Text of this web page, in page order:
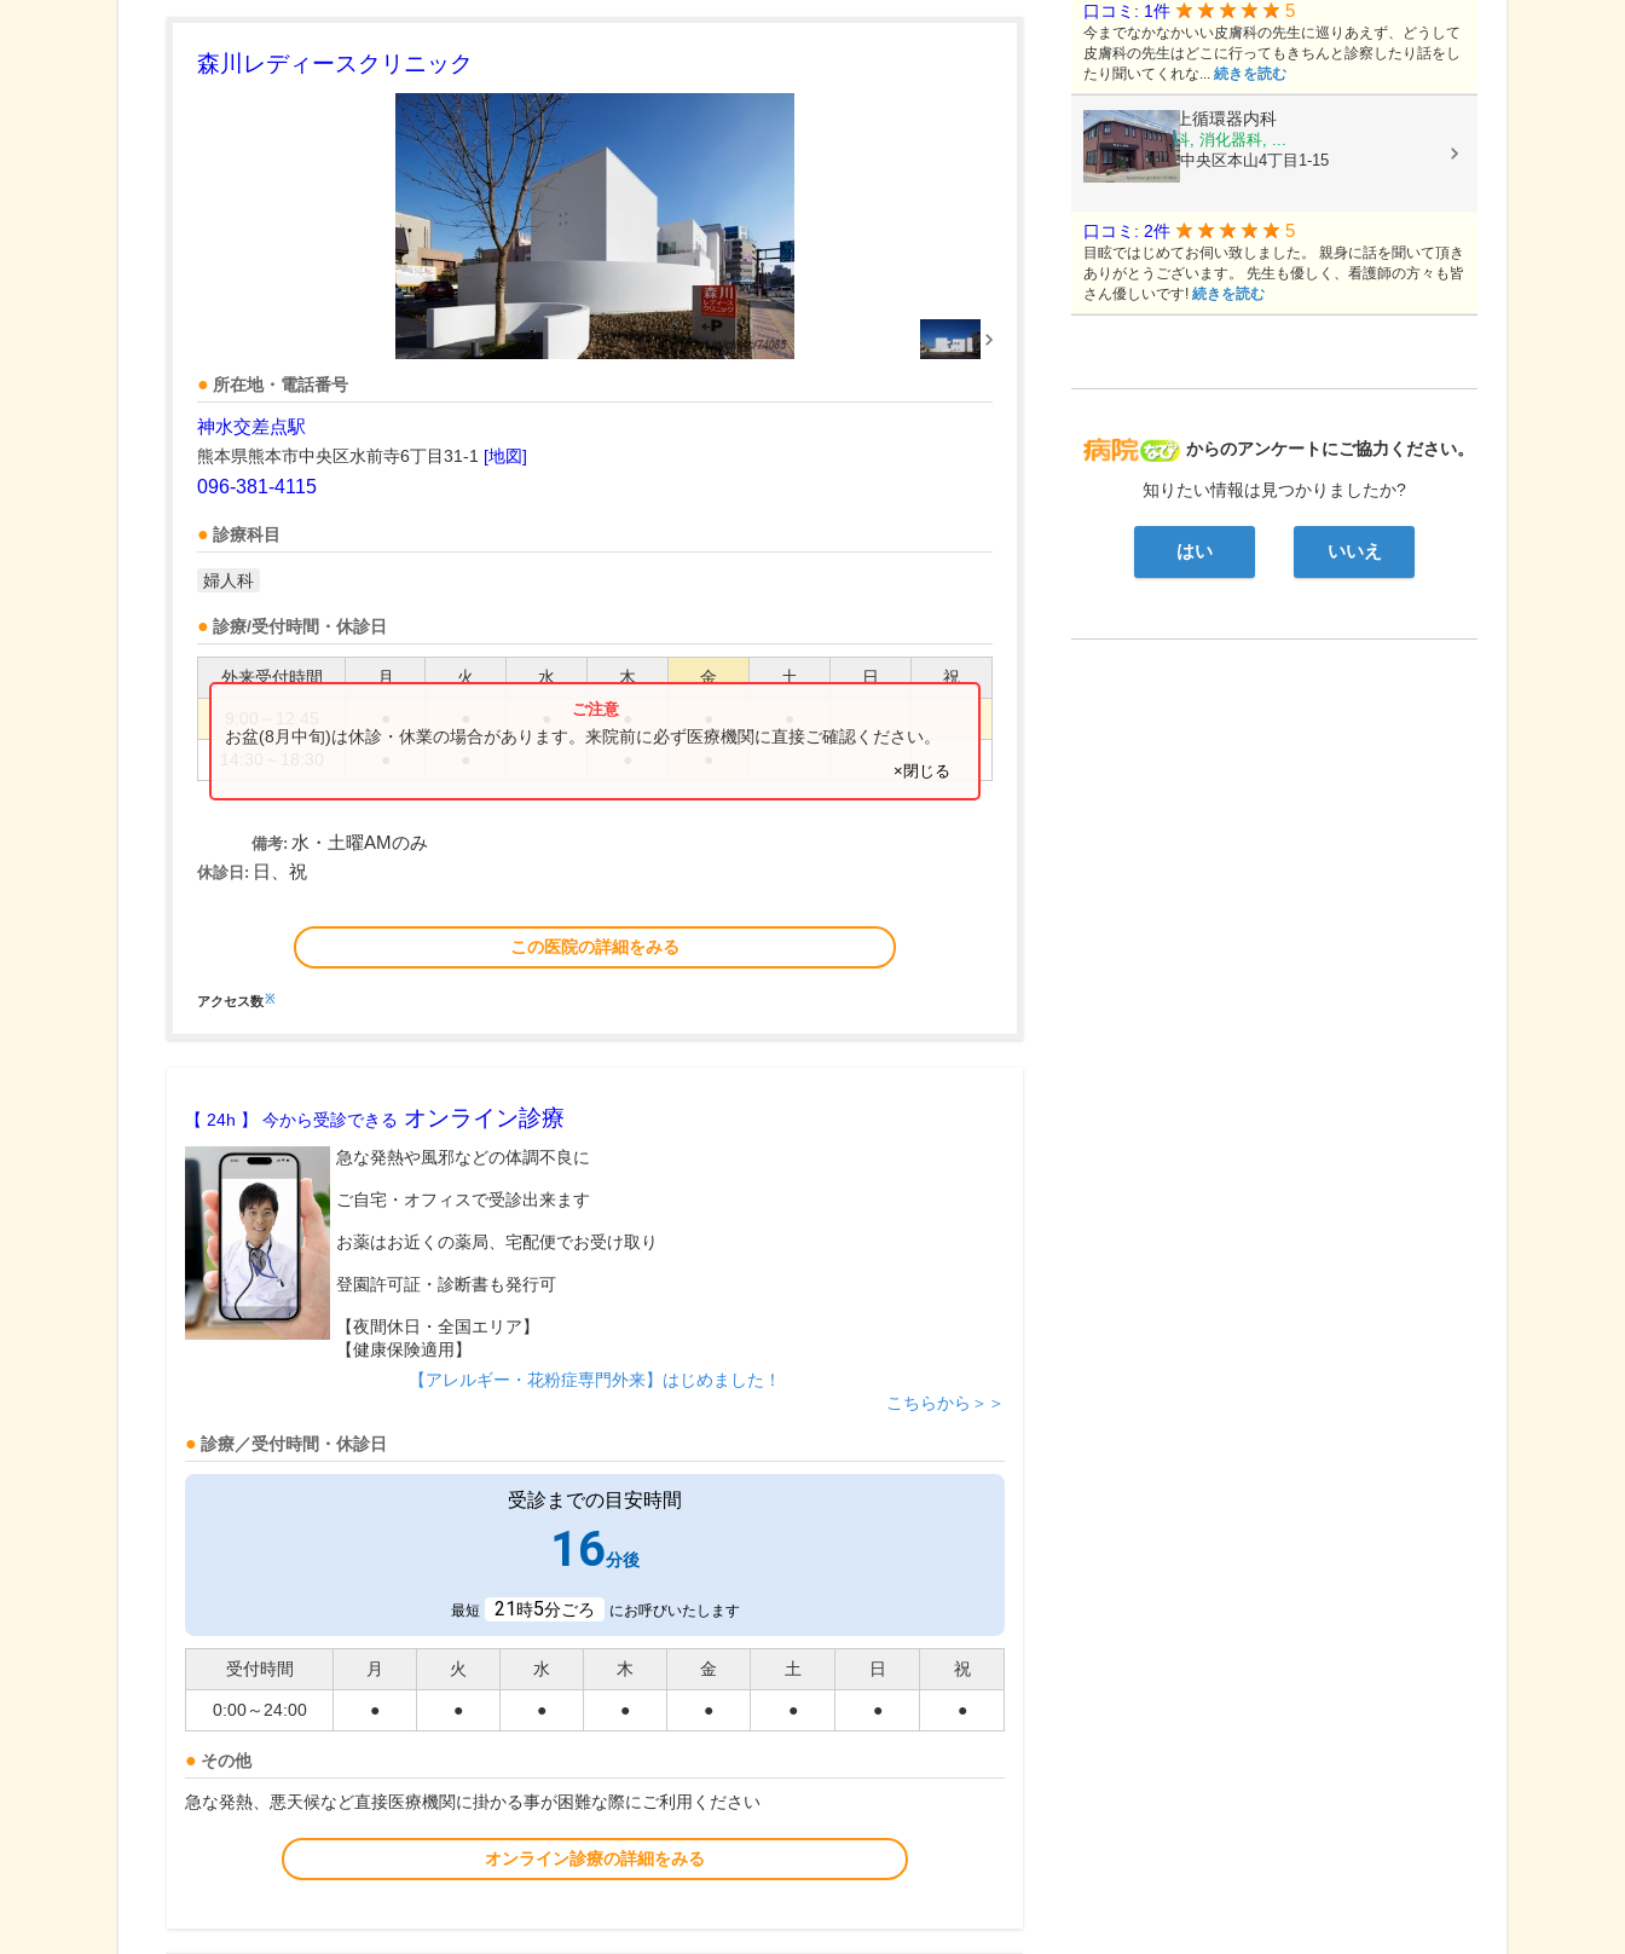
森川レディースクリニック
所在地・電話番号
神水交差点駅
熊本県熊本市中央区水前寺6丁目31-1 [地図]
096-381-4115
診療科目
婦人科
診療/受付時間・休診日
外来受付時間 月 火 水 木 金 土 日 祝
お盆(8月中旬)は休診・休業の場合があります。来院前に必ず医療機関に直接ご確認ください。
×閉じる
備考: 水・土曜AMのみ
休診日: 日、祝
この医院の詳細をみる
アクセス数※
【 24h 】 今から受診できる オンライン診療
急な発熱や風邪などの体調不良に
ご自宅・オフィスで受診出来ます
お薬はお近くの薬局、宅配便でお受け取り
登園許可証・診断書も発行可
【夜間休日・全国エリア】
【健康保険適用】
【アレルギー・花粉症専門外来】はじめました！
こちらから＞＞
診療／受付時間・休診日
受診までの目安時間
16分後
最短 21時5分ごろ にお呼びいたします
受付時間 月 火 水 木 金 土 日 祝
0:00～24:00 ● ● ● ● ● ● ● ●
その他
急な発熱、悪天候など直接医療機関に掛かる事が困難な際にご利用ください
オンライン診療の詳細をみる
病院なび
からのアンケートにご協力ください。
知りたい情報は見つかりましたか?
はい いいえ
口コミ: 1件 5
今までなかなかいい皮膚科の先生に巡りあえず、どうして
皮膚科の先生はどこに行ってもきちんと診察したり話をし
たり聞いてくれな... 続きを読む
医療法人村上循環器内科
内科, 呼吸器科, 消化器科, ...
熊本県熊本市中央区本山4丁目1-15
口コミ: 2件 5
目眩ではじめてお伺い致しました。 親身に話を聞いて頂き
ありがとうございます。 先生も優しく、看護師の方々も皆
さん優しいです! 続きを読む